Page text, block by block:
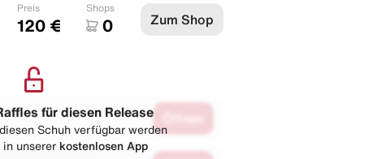
Preis
120 €
Shops
0 Zum Shop
für diesen Release
Schuh verfügbar werden
unserer kostenlosen App